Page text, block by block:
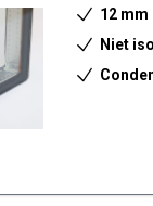
12 mm
Niet